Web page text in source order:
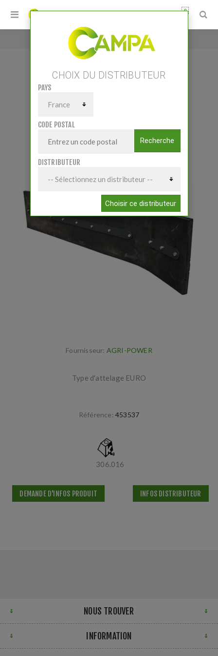
0
Accueil LAME A REPOUSSER 2M
Fournisseur: AGRI-POWER
Type d'attelage EURO
Référence: 453537
306.016
DEMANDE D'INFOS PRODUIT INFOS DISTRIBUTEUR
NOUS TROUVER
INFORMATION
CHOIX DU DISTRIBUTEUR
PAYS
CODE POSTAL
Recherche
DISTRIBUTEUR
Choisir ce distributeur